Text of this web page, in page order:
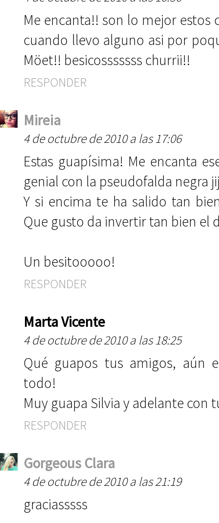
Me encanta!! son lo mejor
cuando llevo alguno asi por
Möet!! besicosssssss churrii!!
RESPONDER
Mireia
4 de octubre de 2010 a las 17:06
Estas guapísima! Me encanta
genial con la pseudofalda negra
Y si encima te ha salido tan
Que gusto da invertir tan bien el
Un besitooooo!
RESPONDER
Marta Vicente
4 de octubre de 2010 a las 18:25
Qué guapos tus amigos, aún
todo!
Muy guapa Silvia y adelante con
RESPONDER
Gorgeous Clara
4 de octubre de 2010 a las 21:19
graciasssss